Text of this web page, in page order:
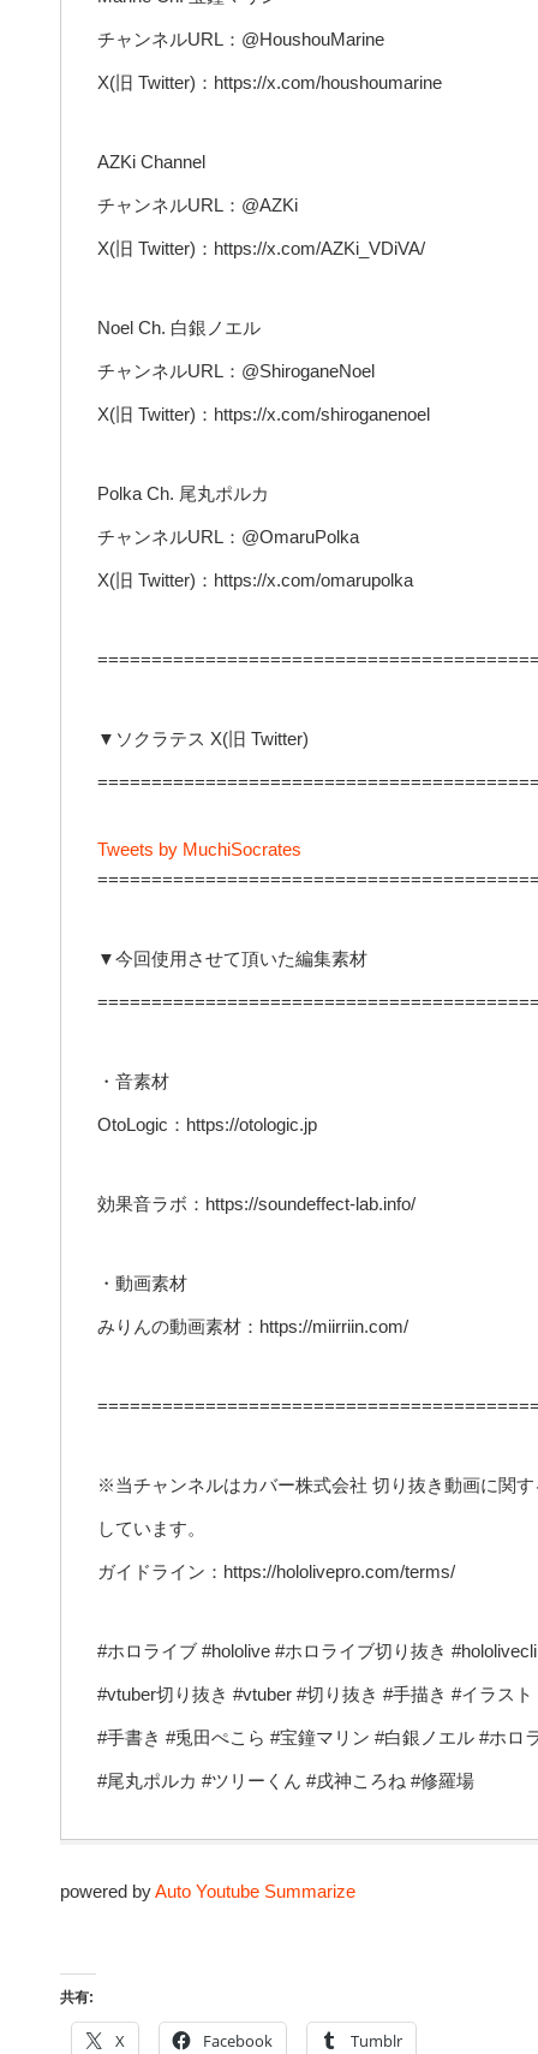
チャンネルURL：@HoushouMarine
X(旧 Twitter)：https://x.com/houshoumarine
AZKi Channel
チャンネルURL：@AZKi
X(旧 Twitter)：https://x.com/AZKi_VDiVA/
Noel Ch. 白銀ノエル
チャンネルURL：@ShiroganeNoel
X(旧 Twitter)：https://x.com/shiroganenoel
Polka Ch. 尾丸ポルカ
チャンネルURL：@OmaruPolka
X(旧 Twitter)：https://x.com/omarupolka
▼ソクラテス X(旧 Twitter)
Tweets by MuchiSocrates
▼今回使用させて頂いた編集素材
・音素材
OtoLogic：https://otologic.jp
効果音ラボ：https://soundeffect-lab.info/
・動画素材
みりんの動画素材：https://miirriin.com/
※当チャンネルはカバー株式会社 切り抜き動画に関
しています。
ガイドライン：https://hololivepro.com/terms/
#ホロライブ #hololive #ホロライブ切り抜き
#vtuber切り抜き #vtuber #切り抜き #手描き #イラス
#手書き #兎田ぺこら #宝鐘マリン #白銀ノエル #ホロ
#尾丸ポルカ #ツリーくん #戌神ころね #修羅場
powered byAuto Youtube Summarize
共有:
X Facebook Tumblr